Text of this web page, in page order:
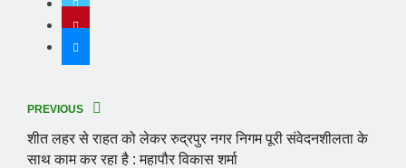
PREVIOUS
शीत लहर से राहत को लेकर रुद्रपुर नगर निगम पूरी संवेदनशीलता के
साथ काम कर रहा है : महापौर विकास शर्मा